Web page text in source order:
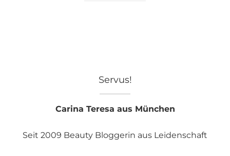
Servus!
Carina Teresa aus München
Seit 2009 Beauty Bloggerin aus Leidenschaft